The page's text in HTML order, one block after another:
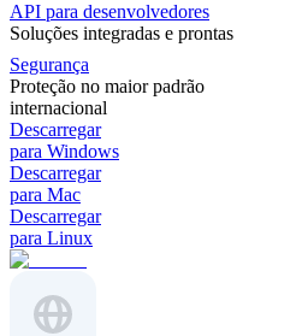
API para desenvolvedores
Soluções integradas e prontas
Segurança
Proteção no maior padrão
internacional
Descarregar
para Windows
Descarregar
para Mac
Descarregar
para Linux